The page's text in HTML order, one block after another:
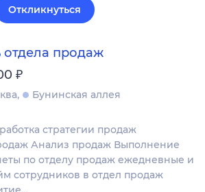
Откликнуться
отдела продаж
₽
Бунинская аллея
стратегии продаж
Анализ продаж Выполнение
по отделу продаж ежедневные и
сотрудников в отдел продаж